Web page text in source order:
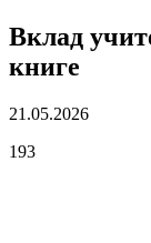
Вклад
книге
21.05.2026
193